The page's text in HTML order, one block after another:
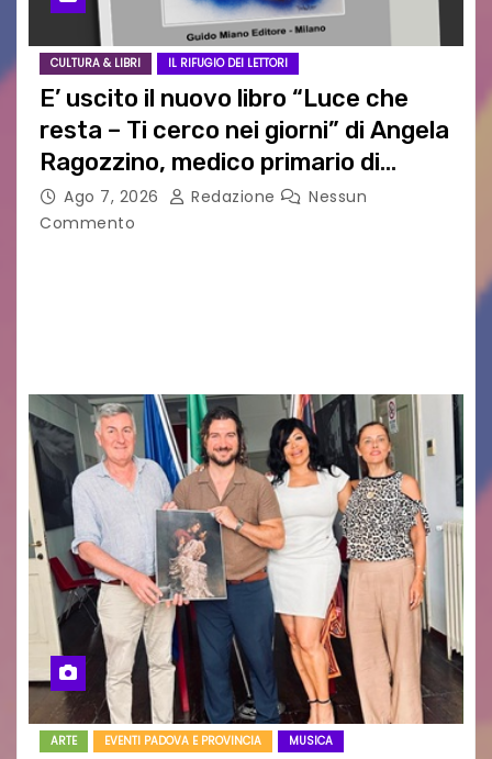
CULTURA & LIBRI IL RIFUGIO DEI LETTORI
E’ uscito il nuovo libro “Luce che
resta – Ti cerco nei giorni” di Angela
Ragozzino, medico primario di
Capua
Ago 7, 2026 Redazione
Nessun
Commento
ARTE EVENTI PADOVA E PROVINCIA MUSICA